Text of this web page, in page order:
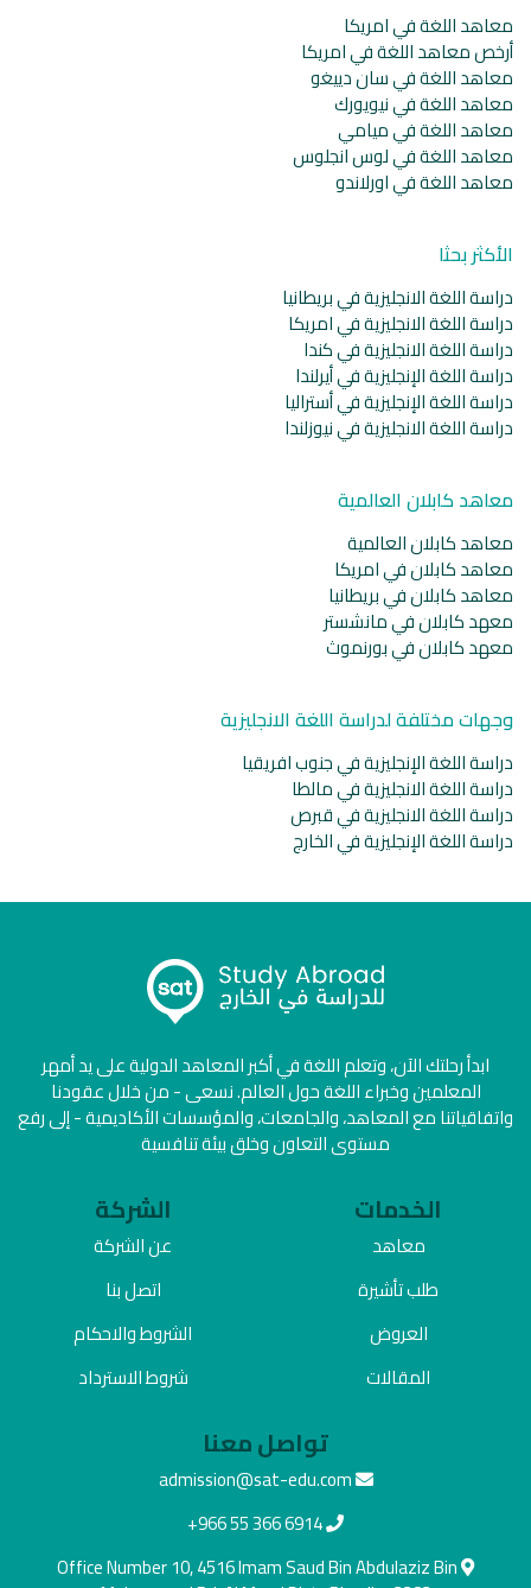
معاهد اللغة في امريكا
أرخص معاهد اللغة في امريكا
معاهد اللغة في سان دييغو
معاهد اللغة في نيويورك
معاهد اللغة في ميامي
معاهد اللغة في لوس انجلوس
معاهد اللغة في اورلاندو
الأكثر بحثا
دراسة اللغة الانجليزية في بريطانيا
دراسة اللغة الانجليزية في امريكا
دراسة اللغة الانجليزية في كندا
دراسة اللغة الإنجليزية في أيرلندا
دراسة اللغة الإنجليزية في أستراليا
دراسة اللغة الانجليزية في نيوزلندا
معاهد كابلان العالمية
معاهد كابلان العالمية
معاهد كابلان في امريكا
معاهد كابلان في بريطانيا
معهد كابلان في مانشستر
معهد كابلان في بورنموث
وجهات مختلفة لدراسة اللغة الانجليزية
دراسة اللغة الإنجليزية في جنوب افريقيا
دراسة اللغة الانجليزية في مالطا
دراسة اللغة الانجليزية في قبرص
دراسة اللغة الإنجليزية في الخارج
ابدأ رحلتك الآن، وتعلم اللغة في أكبر المعاهد الدولية على يد أمهر
المعلمين وخبراء اللغة حول العالم. نسعى - من خلال عقودنا
واتفاقياتنا مع المعاهد، والجامعات، والمؤسسات الأكاديمية - إلى رفع
مستوى التعاون وخلق بيئة تنافسية
الخدمات
معاهد
طلب تأشيرة
العروض
المقالات
الشركة
عن الشركة
اتصل بنا
الشروط والاحكام
شروط الاسترداد
تواصل معنا
admission@sat-edu.com
+966 55 366 6914
Office Number 10, 4516 Imam Saud Bin Abdulaziz Bin